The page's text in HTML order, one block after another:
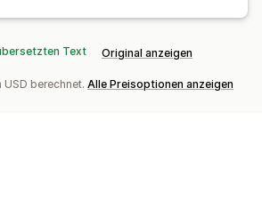
Text Original anzeigen
USD berechnet. Alle Preisoptionen anzeigen